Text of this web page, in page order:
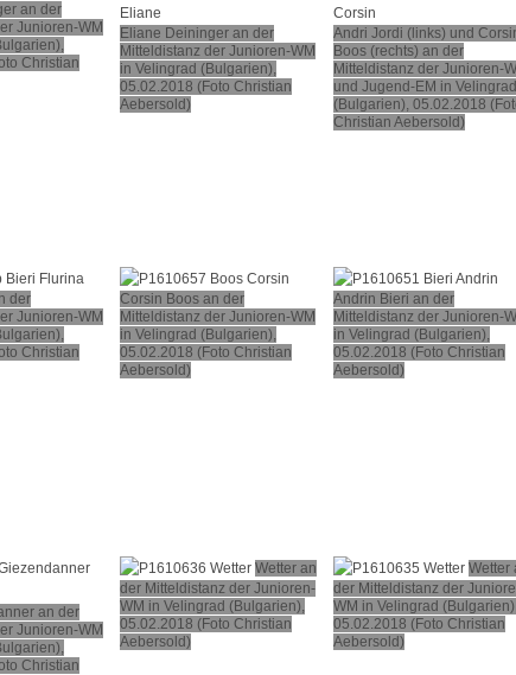
an der
Junioren-WM
Christian
Eliane Deininger an der
Mitteldistanz der Junioren-WM
in Velingrad (Bulgarien),
05.02.2018 (Foto Christian
Aebersold)
Andri Jordi (links) und
Boos (rechts) an der
Mitteldistanz der Junioren-
und Jugend-EM in Velingrad
(Bulgarien), 05.02.2018
Christian Aebersold)
der
Junioren-WM
Christian
Corsin Boos an der
Mitteldistanz der Junioren-WM
in Velingrad (Bulgarien),
05.02.2018 (Foto Christian
Aebersold)
Andrin Bieri an der
Mitteldistanz der Junioren-
in Velingrad (Bulgarien),
05.02.2018 (Foto Christian
Aebersold)
an der
Junioren-WM
Christian
Wetter an
der Mitteldistanz der Junioren-
WM in Velingrad (Bulgarien),
05.02.2018 (Foto Christian
Aebersold)
Wetter
der Mitteldistanz der
WM in Velingrad (Bulgarien),
05.02.2018 (Foto Christian
Aebersold)